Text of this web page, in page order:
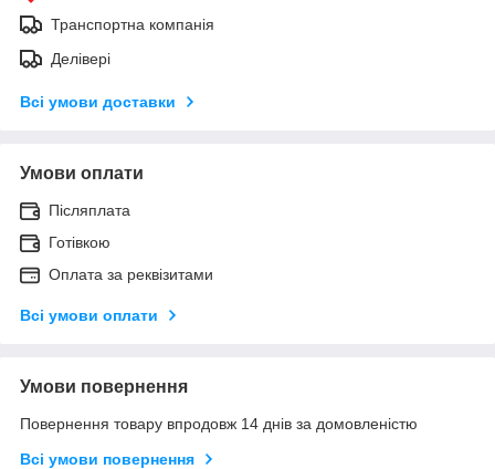
Транспортна компанія
Делівері
Всі умови доставки
Умови оплати
Післяплата
Готівкою
Оплата за реквізитами
Всі умови оплати
Умови повернення
Повернення товару впродовж 14 днів за домовленістю
Всі умови повернення